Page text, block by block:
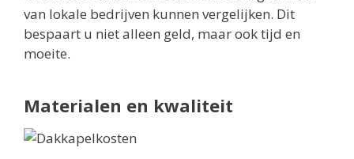
van lokale bedrijven kunnen vergelijken. Dit
bespaart u niet alleen geld, maar ook tijd en
moeite.
Materialen en kwaliteit